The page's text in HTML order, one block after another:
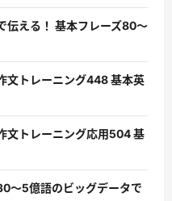
伝える！ 基本フレーズ80〜
文トレーニング448 基本英
文トレーニング応用504 基
〜5億語のビッグデータで